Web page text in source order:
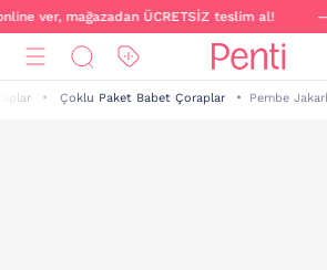
ver, mağazadan ÜCRETSİZ teslim al!
Çoklu Paket Babet Çoraplar Pembe